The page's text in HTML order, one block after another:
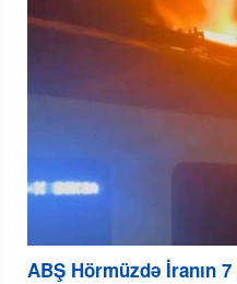
ABŞ Hörmüzdə İranın 7